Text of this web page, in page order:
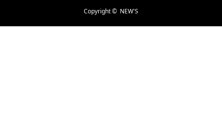
Copyright © NEW'S